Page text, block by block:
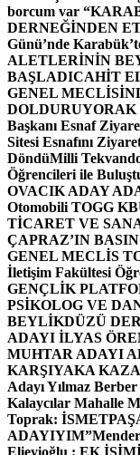
borcum var “
DERNEĞİNDEN
Günü’nde
ALETLERİNİN
BAŞLADICAHİT
GENEL
DOLDURUYORAK
Başkanı Esnaf
Sitesi Esnafını
DöndüMilli
Öğrencileri ile
OVACIK ADAY
Otomobili TOGG
TİCARET VE
ÇAPRAZ’IN
GENEL MECLİS
İletişim Fakültesi
GENÇLİK
PSİKOLOG VE
BEYLİKDÜZÜ
ADAYI İLYAS
MUHTAR ADAYI
KARŞIYAKA
Adayı Yılmaz
Kalaycılar Mahalle
Toprak:
ADAYIYIM”
Elieyioğlu : EK